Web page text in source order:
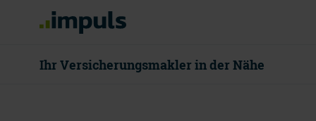
Ihr Versicherungsmakler in der Nähe